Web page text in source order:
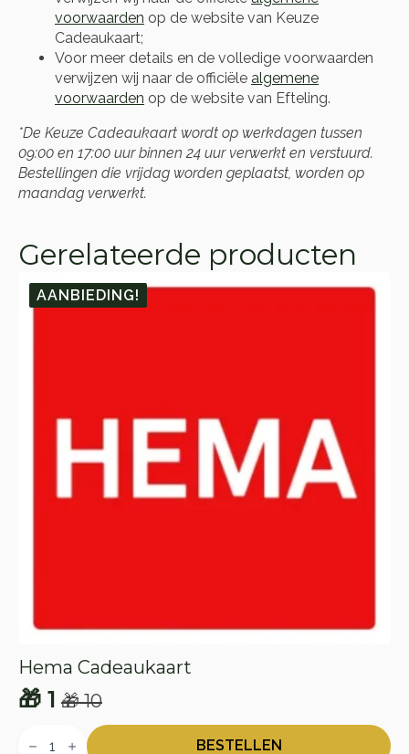
voorwaarden op de website van Keuze
Cadeaukaart;
Voor meer details en de volledige voorwaarden
verwijzen wij naar de officiële algemene
voorwaarden op de website van Efteling.
*De Keuze Cadeaukaart wordt op werkdagen tussen
09:00 en 17:00 uur binnen 24 uur verwerkt en verstuurd.
Bestellingen die vrijdag worden geplaatst, worden op
maandag verwerkt.
Gerelateerde producten
AANBIEDING!
Hema Cadeaukaart
🎁10
Oorspronkelijke
prijs
🎁 1
Huidige
prijs
Cadeaukaart
BESTELLEN